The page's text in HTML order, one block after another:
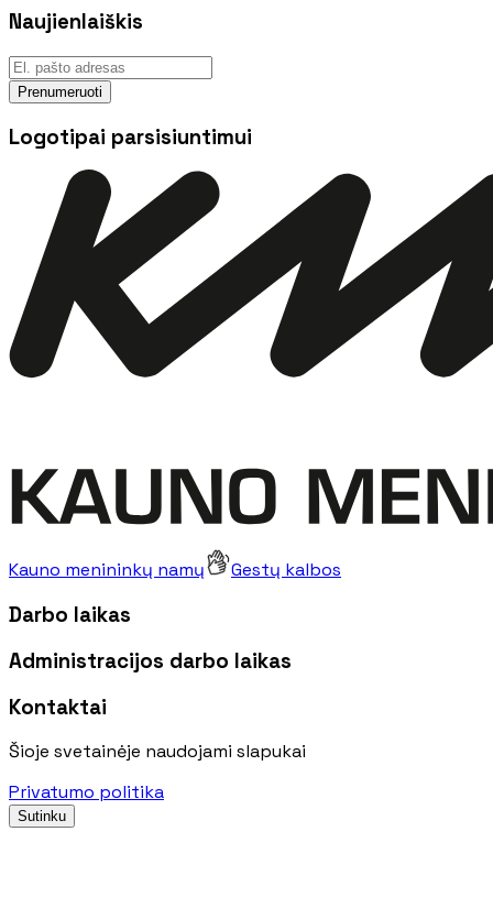
Naujienlaiškis
Prenumeruoti
Logotipai parsisiuntimui
Kauno menininkų namų Gestų kalbos
Darbo laikas
Administracijos darbo laikas
Kontaktai
Šioje svetainėje naudojami slapukai
Privatumo politika
Sutinku